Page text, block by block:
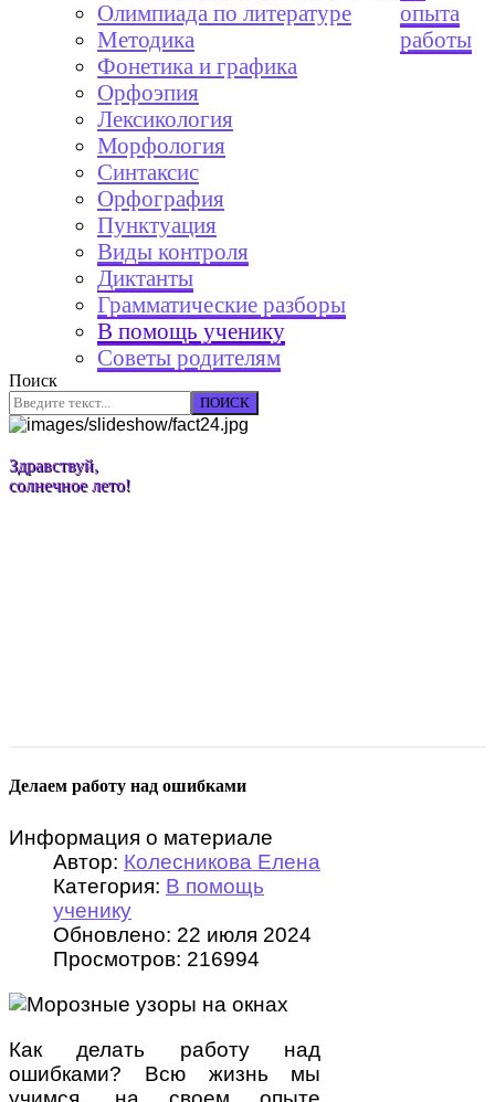
Олимпиада по литературе
Методика
Фонетика и графика
Орфоэпия
Лексикология
Морфология
Синтаксис
Орфография
Пунктуация
опыта
работы
Виды контроля
Диктанты
Грамматические разборы
В помощь ученику
Советы родителям
Поиск
ПОИСК
Здравствуй,
солнечное лето!
Делаем работу над ошибками
Информация о материале
Автор: Колесникова Елена
Категория: В помощь
ученику
Обновлено: 22 июля 2024
Просмотров: 216994
Как делать работу над
ошибками? Всю жизнь мы